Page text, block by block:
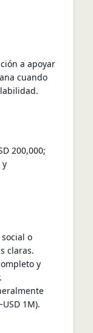
a apoyar
cuando
200,000;
y
o
claras.
y
1M).